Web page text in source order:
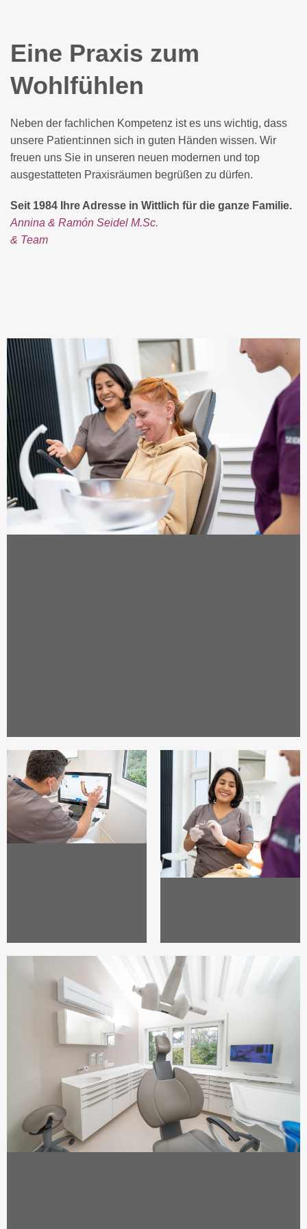
Eine Praxis zum
Wohlfühlen
Neben der fachlichen Kompetenz ist es uns wichtig, dass
unsere Patient:innen sich in guten Händen wissen. Wir
freuen uns Sie in unseren neuen modernen und top
ausgestatteten Praxisräumen begrüßen zu dürfen.
Seit 1984 Ihre Adresse in Wittlich für die ganze Familie.
Annina & Ramón Seidel M.Sc.
& Team